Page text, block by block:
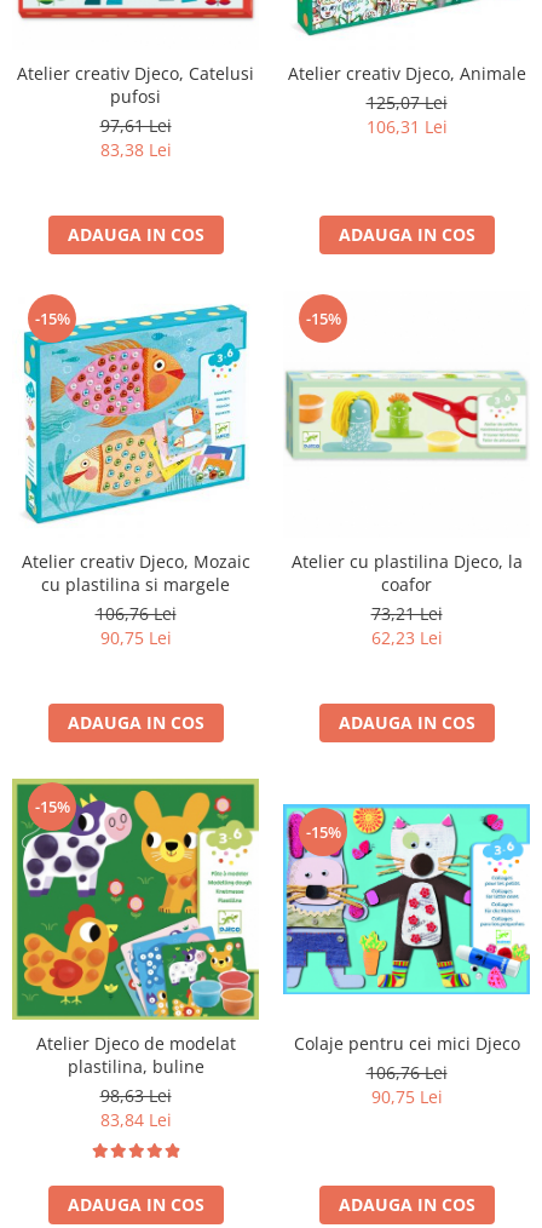
Atelier creativ Djeco, Catelusi
pufosi
97,61 Lei
83,38 Lei
ADAUGA IN COS
Atelier creativ Djeco, Animale
125,07 Lei
106,31 Lei
ADAUGA IN COS
-15%
Atelier creativ Djeco, Mozaic
cu plastilina si margele
106,76 Lei
90,75 Lei
ADAUGA IN COS
-15%
Atelier cu plastilina Djeco, la
coafor
73,21 Lei
62,23 Lei
ADAUGA IN COS
-15%
Atelier Djeco de modelat
plastilina, buline
98,63 Lei
83,84 Lei
ADAUGA IN COS
-15%
Colaje pentru cei mici Djeco
106,76 Lei
90,75 Lei
ADAUGA IN COS